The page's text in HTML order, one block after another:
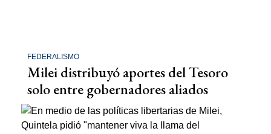
FEDERALISMO
Milei distribuyó aportes del Tesoro
solo entre gobernadores aliados